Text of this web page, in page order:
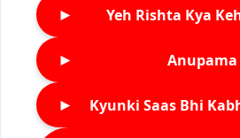
► Yeh Rishta Kya
► Anupama
► Kyunki Saas Bhi